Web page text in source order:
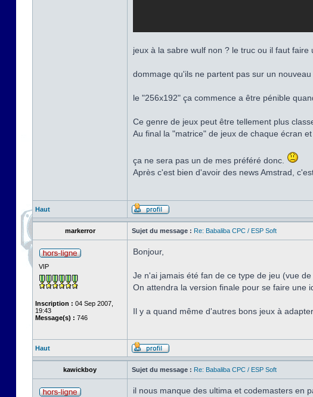
jeux à la sabre wulf non ? le truc ou il faut faire
dommage qu'ils ne partent pas sur un
le "256x192" ça commence a être pénible
Ce genre de jeux peut être tellement plus
Au final la "matrice" de jeux de chaque écran
ça ne sera pas un de mes préféré donc.
Après c'est bien d'avoir des news Amstrad,
Haut
markerror Sujet du message : Re: Babaliba CPC / ESP Soft
VIP
Inscription : 04 Sep 2007,
19:43
Message(s) : 746
Bonjour,
Je n'ai jamais été fan de ce type de jeu (vue
On attendra la version finale pour se faire une
Il y a quand même d'autres bons jeux à
Haut
kawickboy Sujet du message : Re: Babaliba CPC / ESP Soft
il nous manque des ultima et codemasters en